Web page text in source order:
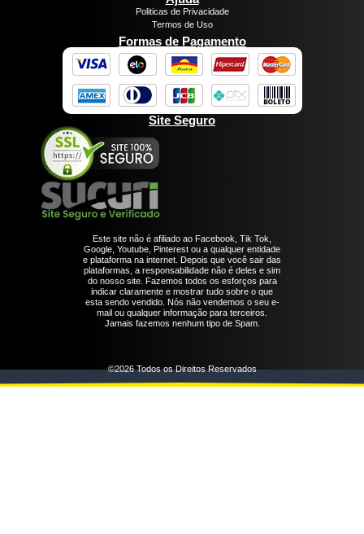
Politicas de Privacidade
Termos de Uso
Formas de Pagamento
Site Seguro
Este site não é afiliado ao Facebook, Tik Tok,
Google, Youtube, Pinterest ou a qualquer entidade
e plataforma na internet. Depois que você sair das
plataformas, a responsabilidade não é deles e sim
do nosso site. Fazemos todos os esforços para
indicar claramente e mostrar tudo sobre o que
esta sendo vendido. Nós não vendemos o seu e-
mail ou qualquer informação para terceiros.
Jamais fazemos nenhum tipo de Spam.
©2026 Todos os Direitos Reservados